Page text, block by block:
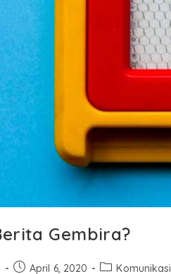
Gembira?
April 6, 2020 Komunikasi